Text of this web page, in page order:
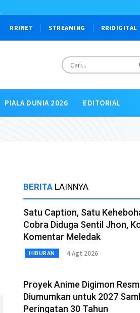
RRINET STREAMING RRIDIGITAL
PIALA DUNIA 2026 EDITORIAL
BERITA LAINNYA
Satu Caption, Satu
Cobra Diduga Sentil Jhon,
Komentar Meledak
HIBURAN 4 Agt 2026
Proyek Anime Digimon
Diumumkan untuk 2027
Peringatan 30 Tahun